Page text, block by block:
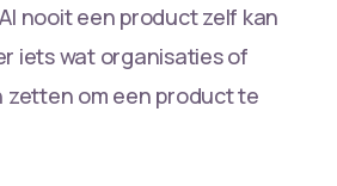
nooit een product zelf kan
iets wat organisaties of
zetten om een product te